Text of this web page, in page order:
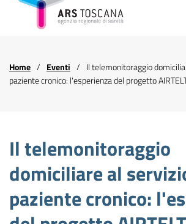
Home Eventi
Il telemonitoraggio
paziente cronico: l'esperienza del progetto
Il telemonitoraggio
domiciliare al
paziente cronico: